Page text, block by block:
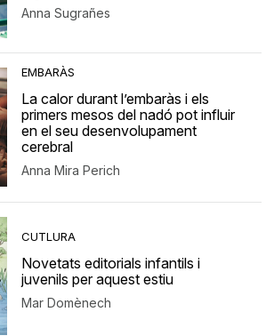
Anna Sugrañes
EMBARÀS
La calor durant l’embaràs i els
primers mesos del nadó pot influir
en el seu desenvolupament
cerebral
Anna Mira Perich
CUTLURA
Novetats editorials infantils i
juvenils per aquest estiu
Mar Domènech